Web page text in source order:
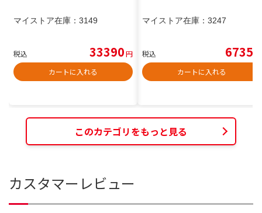
マイストア在庫： 3149
税込 33390円
カートに入れる
マイストア在庫： 3247
税込 6735
カートに入れる
このカテゴリをもっと見る
カスタマーレビュー